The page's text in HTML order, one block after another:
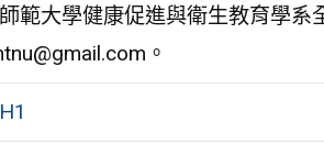
範大學健康促進與衛生教育學系
。